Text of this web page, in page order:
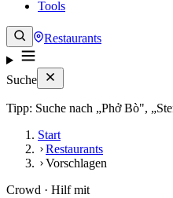
Tools
Restaurants
Suche
Tipp: Suche nach „Phở Bò",
Start
Restaurants
Vorschlagen
Crowd · Hilf mit